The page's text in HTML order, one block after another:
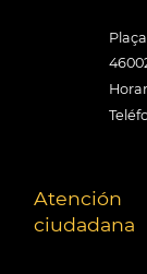
Atención
ciudadana